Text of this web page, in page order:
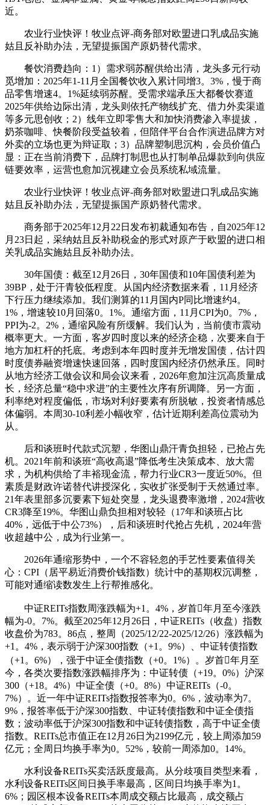
近。
农业行业快评！牧业点评-商务部对欧盟进口乳成品实施
姑且反补助办法，无望提振国产原奶替代需求。
餐饮消费趋向：1）需求弱苏醒供给出清，龙头多元行动
觅增加：2025年1-11月全国餐饮收入累计同增3。3%，慢于商
品零售增速4。1%延续弱苏醒。受需求端承压大都餐饮赛道
2025年供给边际出清，龙头则依托产物线扩充、借力外卖渠道
等多元思创收；2）线年立即零售大和加快消费渗入率提拔，
奶茶咖啡、快餐阶段受益较着，但陪伴平台合作演进品牌方对
外卖的立场也更为辩证取；3）品牌塑制思沉构，会员价值凸
显：正在当前消费下，品牌打制思也从打制单品爆款到向供应
链要效率，运营也愈加沉视建立会员系统私域流量。
农业行业快评！牧业点评-商务部对欧盟进口乳成品实施
姑且反补助办法，无望提振国产原奶替代需求。
商务部于2025年12月22日发布初裁通知布告，自2025年12
月23日起，采纳姑且反补助税金的形式对原产于欧盟的进口相
关乳成品实施姑且反补助办法。
30年国债：截至12月26日，30年国债和10年国债利差为
39BP，处于汗青较低程度。从国内经济数据来看，11月经济
下行压力继续添加。我们测算的11月国内P同比增速约4。
1%，增速较10月回落0。1%。通缩方面，11月CPI为0。7%，
PPI为-2。2%，通缩风险有所缓解。我们认为，当前债市震动
概率更大。一方面，客岁四时度以来的经济企稳，次要来自于
地方加杠杆的托底。考虑到本年四时度并无增发国债，估计四
时度债券融资增速快速回落，四时度国内经济仍然承压。同时
从地方经济工做会议和局会议来看，2026年愈加注沉高质量成
长，经济总量“稳中求进”的主要性次序有所调降。另一方面，
利率绝对程度偏低，市场对利好要素有所脱敏，投资者情感总
体偏弱。本周30-10利差小幅收窄，估计近期利差高位震动为
从。
后和谈班时代款式沉塑，华图山鼎汗青负担轻，已抢占先
机。2021年前和谈班“高收高退”降低考生决策成本、放大需
求，为机构供给了丰裕现金流，帮力行业CR3一度近50%。但
素质是财政许诺替代讲授深化，实收扩张受制于天然通过率。
21年表里部多沉要素下短处突显，龙头退费率激增，2024营收
CR3降至19%。华图山鼎负担相对较轻（17年和谈班占比
40%，远低于中公73%），后和谈班时代抢占先机，2024年营
收超越中公，成为行业第一。
2026年通缩形势中，一个不容轻忽的手艺性要素值得关
心：CPI（居平易近消费价钱指数）统计中的基期权沉调整，
可能对通缩读数发生上行帮推感化。
中证REITs指数周涨跌幅为+1。4%，岁首年月至今涨跌
幅为-0。7%。截至2025年12月26日，中证REITs（收盘）指数
收盘价为783。86点，整周（2025/12/22-2025/12/26）涨跌幅为
+1。4%，表示弱于沪深300指数（+1。9%）、中证转债指数
（+1。6%），强于中证全债指数（+0。1%）。岁首年月至
今，各类次要指数涨跌幅排序为：中证转债（+19。0%）沪深
300（+18。4%）中证全债（+0。8%）中证REITs（-0。
7%）。近一年中证REITs指数报答率为0。6%，波动率为7。
9%，报答率低于沪深300指数、中证转债指数和中证全债指
数；波动率低于沪深300指数和中证转债指数，高于中证全债
指数。REITs总市值正在12月26日为2199亿元，较上周添加59
亿元；全周日均换手率为0。52%，较前一周添加0。14%。
水利设备REITs买卖活跃度最高。从分歧项目类型来看，
水利设备REITs区间日换手率最高，区间日均换手率为1。
6%；园区根本设备REITs本周成交额占比最高，成交额占